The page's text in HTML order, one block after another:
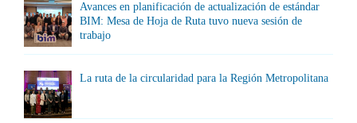
Avances en planificación de actualización de estándar
BIM: Mesa de Hoja de Ruta tuvo nueva sesión de
trabajo
La ruta de la circularidad para la Región Metropolitana